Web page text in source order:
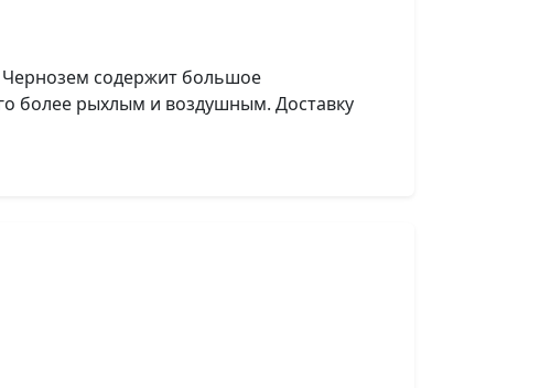
Чернозем содержит большое
более рыхлым и воздушным. Доставку